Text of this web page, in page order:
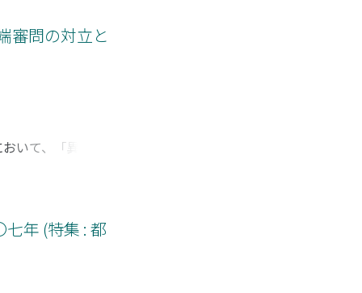
第一次条坊は宮
遺物をめぐる研
記事に、第二次
に進んだ理由
審問の対立と
いて、「異端」
対立の事例、お
いく。その結
の「証拠」とし
も被治者の体系
記録の利用とい
てくれるのであ
年 (特集 : 都